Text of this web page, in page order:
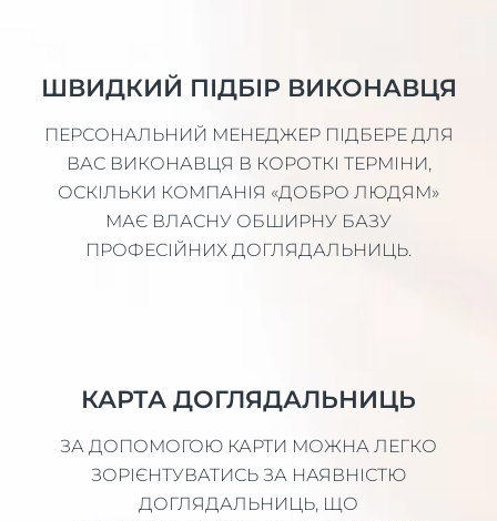
ШВИДКИЙ ПІДБІР ВИКОНАВЦЯ
ПЕРСОНАЛЬНИЙ МЕНЕДЖЕР ПІДБЕРЕ ДЛЯ
ВАС ВИКОНАВЦЯ В КОРОТКІ ТЕРМІНИ,
ОСКІЛЬКИ КОМПАНІЯ «ДОБРО ЛЮДЯМ»
МАЄ ВЛАСНУ ОБШИРНУ БАЗУ
ПРОФЕСІЙНИХ ДОГЛЯДАЛЬНИЦЬ.
КАРТА ДОГЛЯДАЛЬНИЦЬ
ЗА ДОПОМОГОЮ КАРТИ МОЖНА ЛЕГКО
ЗОРІЄНТУВАТИСЬ ЗА НАЯВНІСТЮ
ДОГЛЯДАЛЬНИЦЬ, ЩО